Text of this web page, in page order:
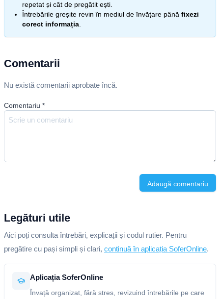
repetat și cât de pregătit ești.
Întrebările greșite revin în mediul de învățare până fixezi
corect informația
Comentarii
Nu există comentarii aprobate încă.
Comentariu *
Adaugă comentariu
Legături utile
Aici poți consulta întrebări, explicații și codul rutier. Pentru
pregătire cu pași simpli și clari, continuă în aplicația SoferOnline.
Aplicația SoferOnline
Învață organizat, fără stres, revizuind întrebările pe care